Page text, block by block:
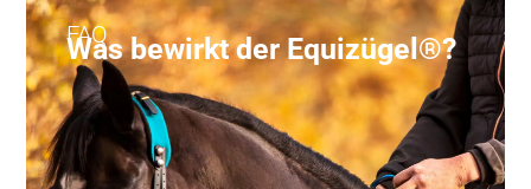
FAQ
Was bewirkt der Equizügel®?